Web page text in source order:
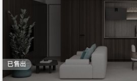
已售出